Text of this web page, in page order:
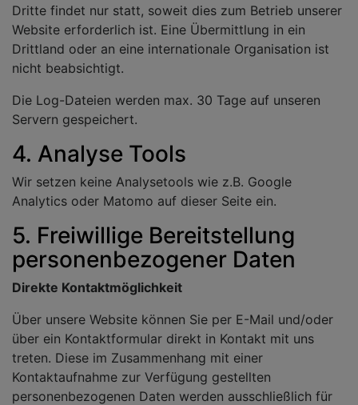
Dritte findet nur statt, soweit dies zum Betrieb unserer
Website erforderlich ist. Eine Übermittlung in ein
Drittland oder an eine internationale Organisation ist
nicht beabsichtigt.
Die Log-Dateien werden max. 30 Tage auf unseren
Servern gespeichert.
4. Analyse Tools
Wir setzen keine Analysetools wie z.B. Google
Analytics oder Matomo auf dieser Seite ein.
5. Freiwillige Bereitstellung
personenbezogener Daten
Direkte Kontaktmöglichkeit
Über unsere Website können Sie per E-Mail und/oder
über ein Kontaktformular direkt in Kontakt mit uns
treten. Diese im Zusammenhang mit einer
Kontaktaufnahme zur Verfügung gestellten
personenbezogenen Daten werden ausschließlich für